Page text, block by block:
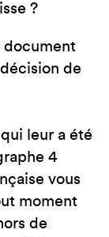
?
document
de
leur a été
4
vous
moment
de